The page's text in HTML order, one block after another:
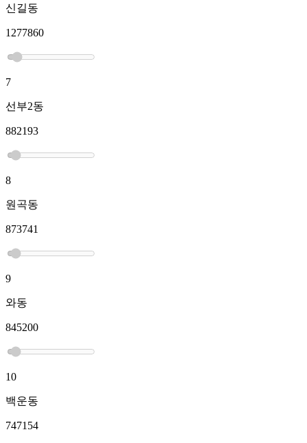
신길동
1277860
7
선부2동
882193
8
원곡동
873741
9
와동
845200
10
백운동
747154